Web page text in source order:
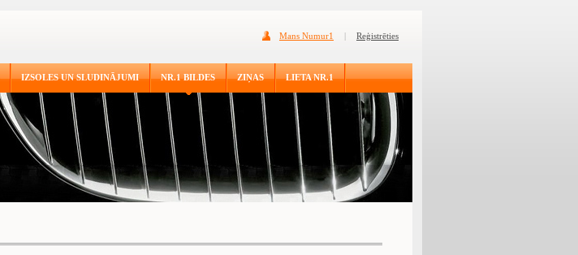
Mans Numur1 | Reģistrēties
IZSOLES UN SLUDINĀJUMI NR.1 BILDES ZIŅAS LIETA NR.1